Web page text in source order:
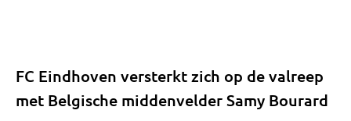
FC Eindhoven versterkt zich op de valreep
met Belgische middenvelder Samy Bourard